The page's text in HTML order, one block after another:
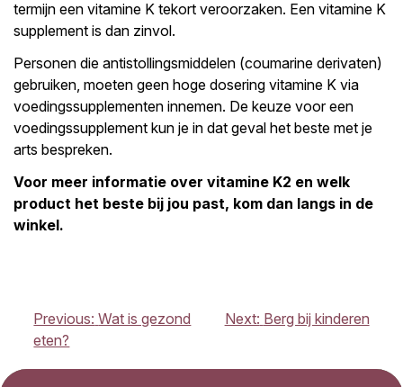
termijn een vitamine K tekort veroorzaken. Een vitamine K
supplement is dan zinvol.
Personen die antistollingsmiddelen (coumarine derivaten)
gebruiken, moeten geen hoge dosering vitamine K via
voedingssupplementen innemen. De keuze voor een
voedingssupplement kun je in dat geval het beste met je
arts bespreken.
Voor meer informatie over vitamine K2 en welk
product het beste bij jou past, kom dan langs in de
winkel.
BERICHT
NAVIGATIE
Previous: Wat is gezond
eten?
Next: Berg bij kinderen